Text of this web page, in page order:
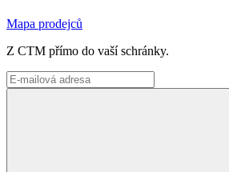
Mapa prodejců
Z CTM přímo do vaší schránky.